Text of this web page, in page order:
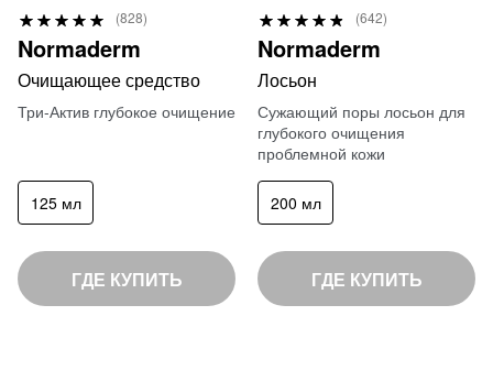
Р
е
й
т
г
:
9
8
%
(828)
Normaderm
Очищающее средство
Три-Актив глубокое очищение
125 мл
ГДЕ КУПИТЬ
Р
е
й
т
и
н
г
:
9
6
%
(642)
Normaderm
Лосьон
Сужающий поры лосьон для
глубокого очищения
проблемной кожи
200 мл
ГДЕ КУПИТЬ